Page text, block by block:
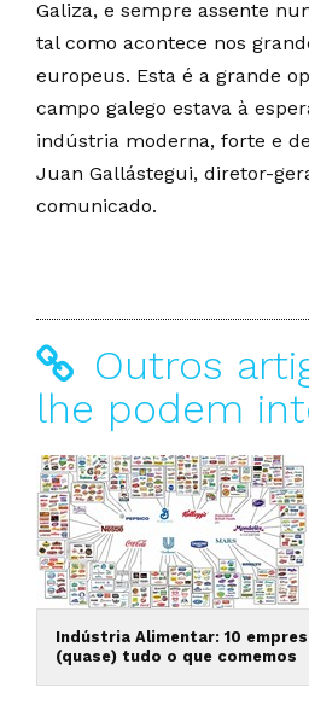
Galiza, e sempre assente
tal como acontece nos
europeus. Esta é a grande
campo galego estava à
indústria moderna, forte e
Juan Gallástegui, diretor-
comunicado.
Outros
lhe podem
Indústria Alimentar: 10
(quase) tudo o que comemos